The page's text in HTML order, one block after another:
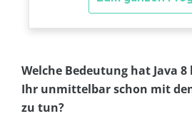
Welche Bedeutung hat Java
Ihr unmittelbar schon mit
zu tun?